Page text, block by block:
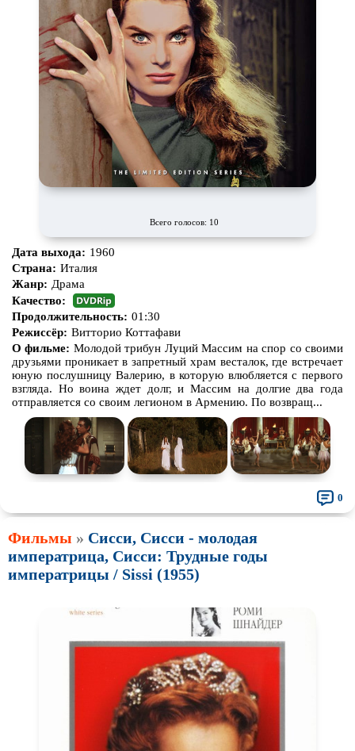
Всего голосов: 10
Дата выхода: 1960
Страна: Италия
Жанр: Драма
Качество:
Продолжительность: 01:30
Режиссёр: Витторио Коттафави
О фильме: Молодой трибун Луций Массим на спор со своими
друзьями проникает в запретный храм весталок, где встречает
юную послушницу Валерию, в которую влюбляется с первого
взгляда. Но воина ждет долг, и Массим на долгие два года
отправляется со своим легионом в Армению. По возвращ...
0
Фильмы » Сисси, Сисси - молодая
императрица, Сисси: Трудные годы
императрицы / Sissi (1955)